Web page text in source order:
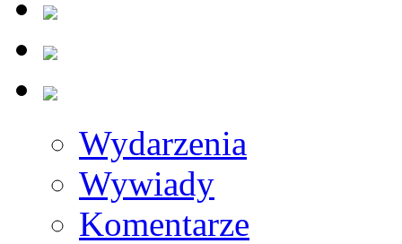
Wydarzenia
Wywiady
Komentarze